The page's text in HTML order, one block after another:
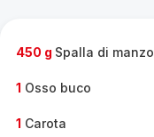
450 g Spalla di manzo
1 Osso buco
1 Carota